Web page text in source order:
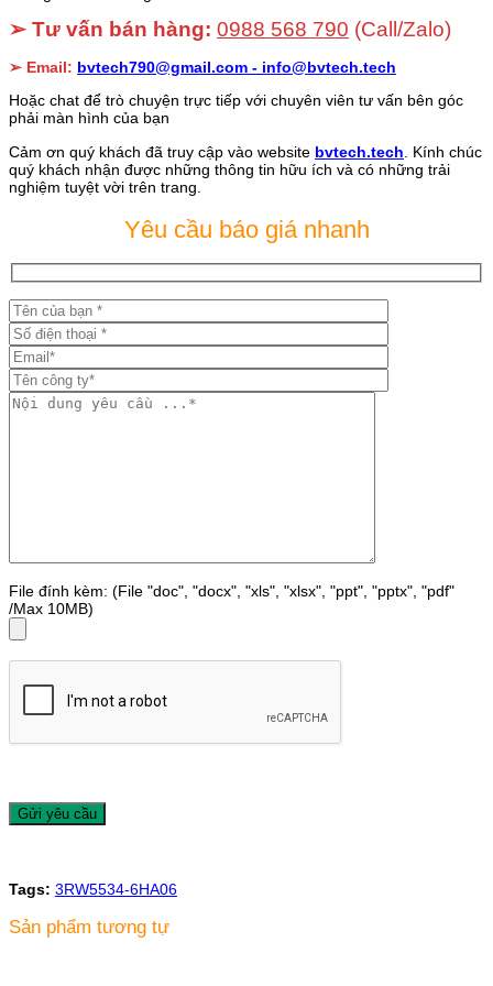
➢ Tư vấn bán hàng: 0988 568 790 (Call/Zalo)
➢ Email: bvtech790@gmail.com - info@bvtech.tech
Hoặc chat để trò chuyện trực tiếp với chuyên viên tư vấn bên góc
phải màn hình của bạn
Cảm ơn quý khách đã truy cập vào website bvtech.tech . Kính chúc
quý khách nhận được những thông tin hữu ích và có những trải
nghiệm tuyệt vời trên trang.
Yêu cầu báo giá nhanh
File đính kèm: (File "doc", "docx", "xls", "xlsx", "ppt", "pptx", "pdf"
/Max 10MB)
Tags: 3RW5534-6HA06
Sản phẩm tương tự